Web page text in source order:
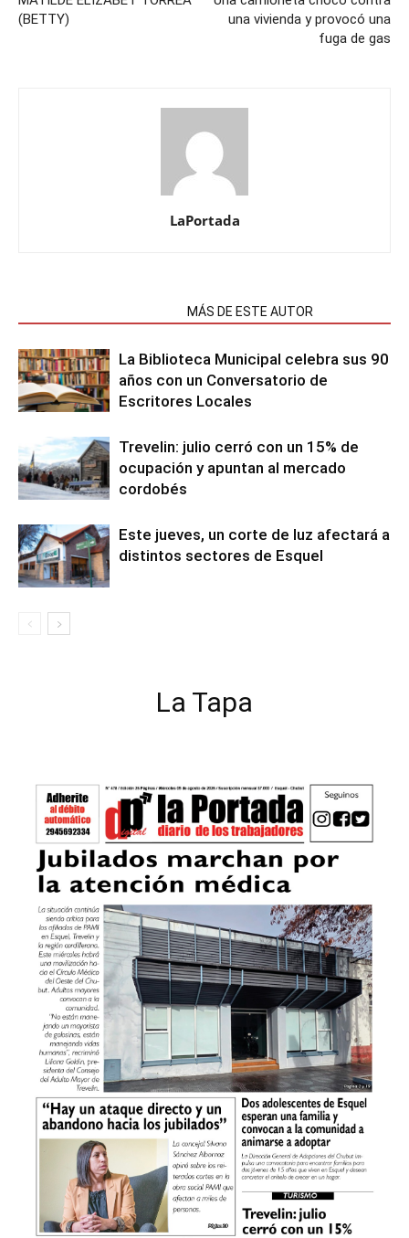
(BETTY)
una vivienda y provocó una
fuga de gas
LaPortada
MÁS DE ESTE AUTOR
La Biblioteca Municipal celebra sus 90
años con un Conversatorio de
Escritores Locales
Trevelin: julio cerró con un 15% de
ocupación y apuntan al mercado
cordobés
Este jueves, un corte de luz afectará a
distintos sectores de Esquel
La Tapa